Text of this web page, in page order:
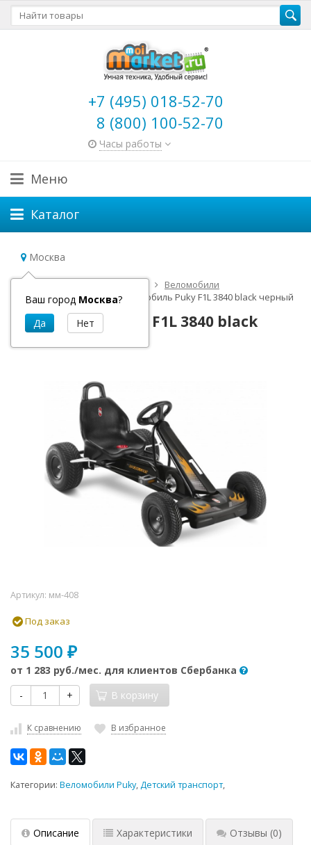
+7 (495) 018-52-70
8 (800) 100-52-70
Часы работы
Меню
Каталог
Москва
Ваш город Москва?
Главная Детский транспорт
Веломобили
Веломобили Puky
Веломобиль Puky F1L 3840 black черный
Веломобиль Puky F1L 3840 black
черный
Артикул: мм-408
Под заказ
35 500 ₽
от 1 283 руб./мес. для клиентов Сбербанка
-
+ В корзину
К сравнению В избранное
Категории: Веломобили Puky,Детский транспорт,
Описание Характеристики Отзывы (0)